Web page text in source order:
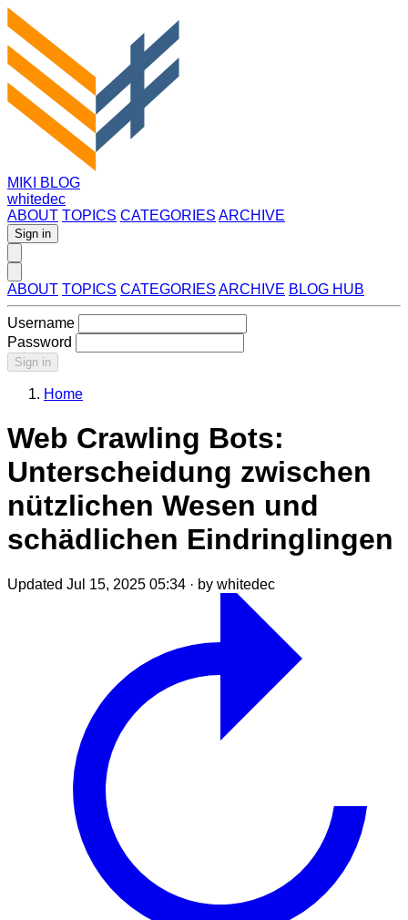
MIKI BLOG
whitedec
ABOUT TOPICS CATEGORIES ARCHIVE
Sign in
ABOUT TOPICS CATEGORIES ARCHIVE BLOG HUB
Username
Password
Sign in
Home
Web Crawling Bots:
Unterscheidung zwischen
nützlichen Wesen und
schädlichen Eindringlingen
Updated Jul 15, 2025 05:34 · by whitedec